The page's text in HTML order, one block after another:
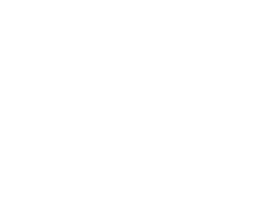
התבקשו האזרחים לקיים את החג
נדרשו שלא לבקרם. מיד לאחר מכן
חוששים לבצע את מה שהם מזהירים
ש"המבוגרים" אינם באמת מקשה אחת,
מוחה על הכוונה של הממשלה